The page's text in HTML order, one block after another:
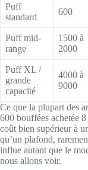
Puff
standard
600
Puff mid-
range
1500 à
2000
Puff XL /
grande
capacité
4000 à
9000
Ce que la plupart des
600 bouffées achetée
coût bien supérieur à
qu’un plafond,
influe autant que le
nous allons voir.